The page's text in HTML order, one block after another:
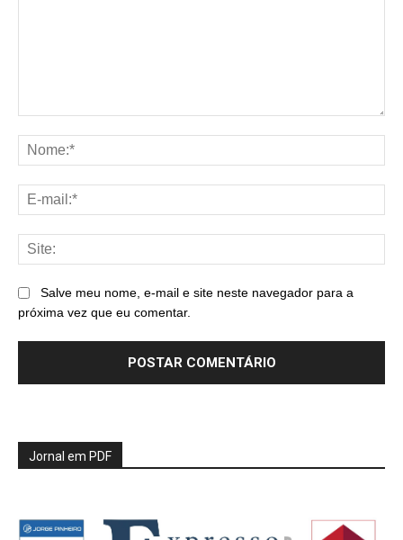
Salve meu nome, e-mail e site neste navegador para a
próxima vez que eu comentar.
Jornal em PDF